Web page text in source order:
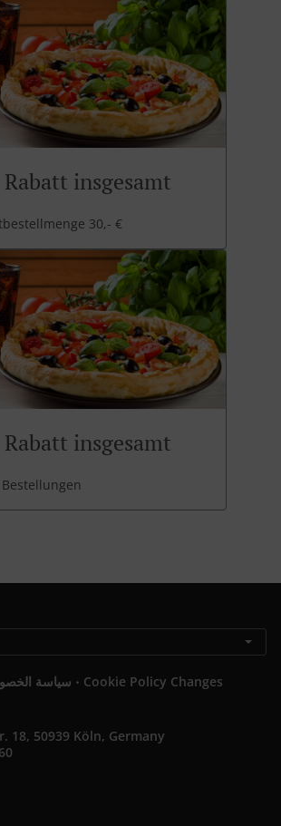
Rabatt insgesamt
30,- €
Rabatt insgesamt
سياسة . Cookie Policy Changes
18, 50939 Köln, Germany